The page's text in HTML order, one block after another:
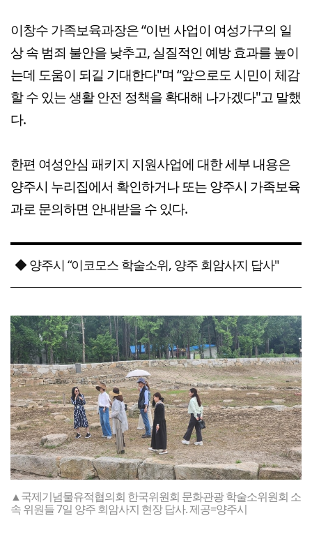
이창수 가족보육과장은 “이번 사업이 여성가구의 일
상 속 범죄 불안을 낮추고, 실질적인 예방 효과를 높이
는데 도움이 되길 기대한다"며 “앞으로도 시민이 체감
할 수 있는 생활 안전 정책을 확대해 나가겠다"고 말했
다.
한편 여성안심 패키지 지원사업에 대한 세부 내용은
양주시 누리집에서 확인하거나 또는 양주시 가족보육
과로 문의하면 안내받을 수 있다.
◆ 양주시 “이코모스 학술소위, 양주 회암사지 답사"
▲국제기념물유적협의회 한국위원회 문화관광 학술소위원회 소
속 위원들 7일 양주 회암사지 현장 답사. 제공=양주시